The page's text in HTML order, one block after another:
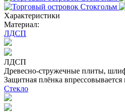
Характеристики
Материал:
ЛДСП
ЛДСП
Древесно-стружечные плиты,
Защитная плёнка
Стекло